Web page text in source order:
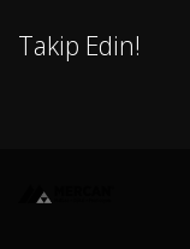
Takip Edin!